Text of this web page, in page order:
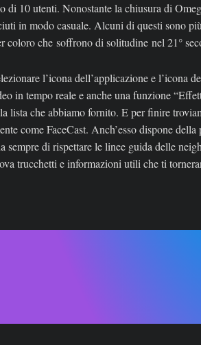
di 10 utenti. Nonostante la chiusura di
in modo casuale. Alcuni di questi sono
coloro che soffrono di solitudine nel 21°
l’icona dell’applicazione e l’icona
in tempo reale e anche una funzione
lista che abbiamo fornito. E per finire
come FaceCast. Anch’esso dispone
sempre di rispettare le linee guida delle
trucchetti e informazioni utili che ti